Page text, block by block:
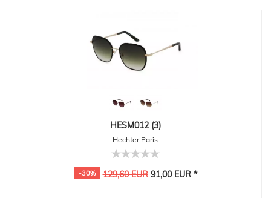
HESM012 (3)
Hechter Paris
-30% 129,60 EUR91,00 EUR *